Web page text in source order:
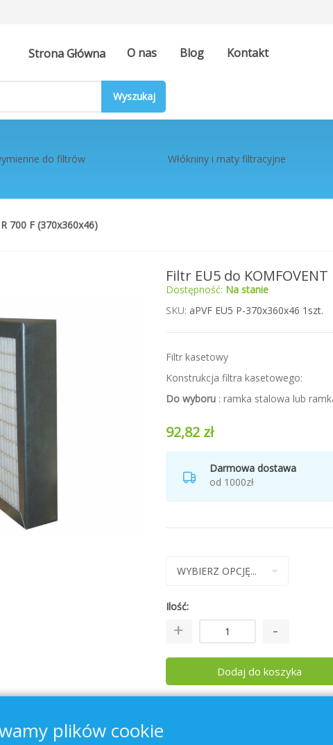
Strona Główna O nas Blog Kontakt
do filtrów Włókniny i maty filtracyjne
700 F (370x360x46)
Filtr EU5 do
Dostępność: Na stanie
SKU aPVF EU5 P-370x360x46 1szt.
Filtr kasetowy
Konstrukcja filtra kasetowego:
Do wyboru : ramka stalowa lub
92,82 zł
Darmowa dostawa
od 1000zł
Ilość
Dodaj do koszyka
Szczegóły
plików cookie